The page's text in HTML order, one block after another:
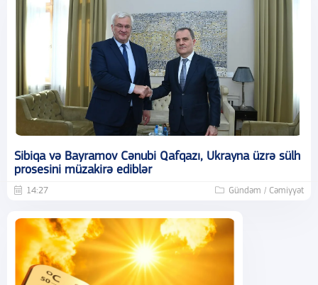
Sibiqa və Bayramov Cənubi Qafqazı, Ukrayna üzrə sülh
prosesini müzakirə ediblər
14:27 Gündəm / Cəmiyyət